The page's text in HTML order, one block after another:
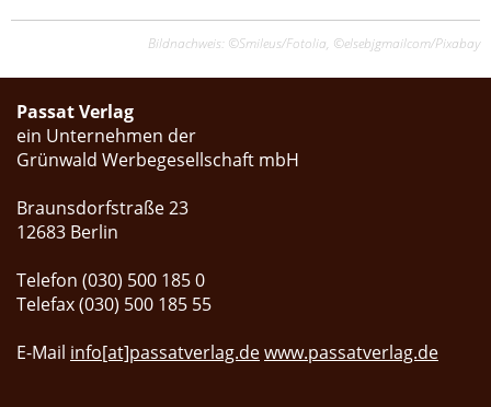
Bildnachweis: ©Smileus/Fotolia, ©elsebjgmailcom/Pixabay
Passat Verlag
ein Unternehmen der
Grünwald Werbegesellschaft mbH
Braunsdorfstraße 23
12683 Berlin
Telefon (030) 500 185 0
Telefax (030) 500 185 55
E-Mail info[at]passatverlag.dewww.passatverlag.de